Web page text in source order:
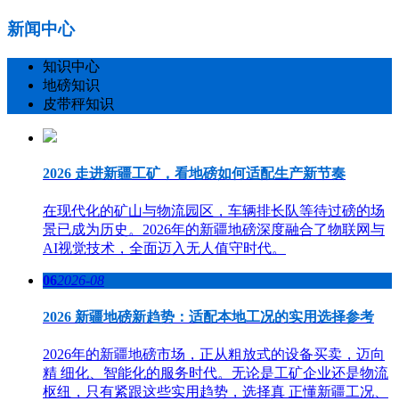
新闻中心
知识中心
地磅知识
皮带秤知识
2026 走进新疆工矿，看地磅如何适配生产新节奏
在现代化的矿山与物流园区，车辆排长队等待过磅的场
景已成为历史。2026年的新疆地磅深度融合了物联网与
AI视觉技术，全面迈入无人值守时代。
062026-08
2026 新疆地磅新趋势：适配本地工况的实用选择参考
2026年的新疆地磅市场，正从粗放式的设备买卖，迈向
精 细化、智能化的服务时代。无论是工矿企业还是物流
枢纽，只有紧跟这些实用趋势，选择真 正懂新疆工况、